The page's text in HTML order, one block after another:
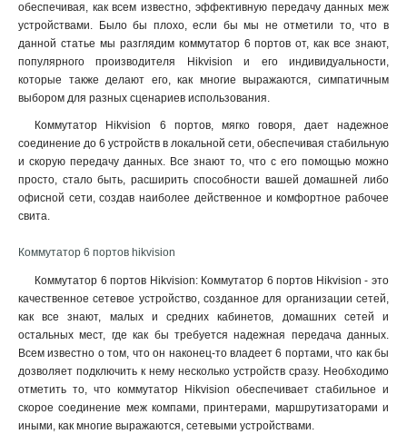
обеспечивая, как всем известно, эффективную передачу данных меж
устройствами. Было бы плохо, если бы мы не отметили то, что в
данной статье мы разглядим коммутатор 6 портов от, как все знают,
популярного производителя Hikvision и его индивидуальности,
которые также делают его, как многие выражаются, симпатичным
выбором для разных сценариев использования.
Коммутатор Hikvision 6 портов, мягко говоря, дает надежное
соединение до 6 устройств в локальной сети, обеспечивая стабильную
и скорую передачу данных. Все знают то, что с его помощью можно
просто, стало быть, расширить способности вашей домашней либо
офисной сети, создав наиболее действенное и комфортное рабочее
свита.
Коммутатор 6 портов hikvision
Коммутатор 6 портов Hikvision: Коммутатор 6 портов Hikvision - это
качественное сетевое устройство, созданное для организации сетей,
как все знают, малых и средних кабинетов, домашних сетей и
остальных мест, где как бы требуется надежная передача данных.
Всем известно о том, что он наконец-то владеет 6 портами, что как бы
дозволяет подключить к нему несколько устройств сразу. Необходимо
отметить то, что коммутатор Hikvision обеспечивает стабильное и
скорое соединение меж компами, принтерами, маршрутизаторами и
иными, как многие выражаются, сетевыми устройствами.